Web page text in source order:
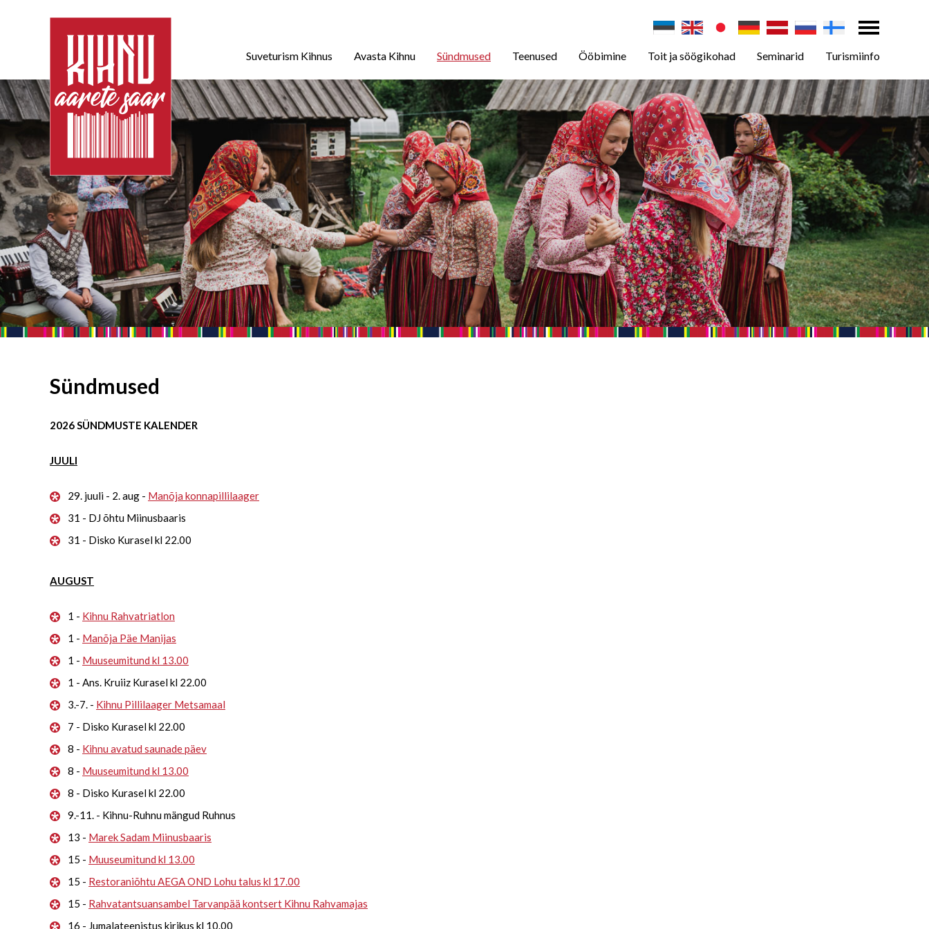
Suveturism Kihnus Avasta Kihnu Sündmused Teenused Ööbimine Toit ja söögikohad Seminarid Turismiinfo
Sündmused
2026 SÜNDMUSTE KALENDER
JUULI
29. juuli - 2. aug - Manõja konnapillilaager
31 - DJ õhtu Miinusbaaris
31 - Disko Kurasel kl 22.00
AUGUST
1 - Kihnu Rahvatriatlon
1 - Manõja Päe Manijas
1 - Muuseumitund kl 13.00
1 - Ans. Kruiiz Kurasel kl 22.00
3.-7. - Kihnu Pillilaager Metsamaal
7 - Disko Kurasel kl 22.00
8 - Kihnu avatud saunade päev
8 - Muuseumitund kl 13.00
8 - Disko Kurasel kl 22.00
9.-11. - Kihnu-Ruhnu mängud Ruhnus
13 - Marek Sadam Miinusbaaris
15 - Muuseumitund kl 13.00
15 - Restoraniõhtu AEGA OND Lohu talus kl 17.00
15 - Rahvatantsuansambel Tarvanpää kontsert Kihnu Rahvamajas
16 - Jumalateenistus kirikus kl 10.00